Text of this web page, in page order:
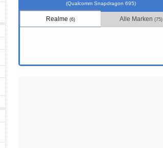
(Qualcomm Snapdragon 695)
Realme (6) Alle Marken(75)